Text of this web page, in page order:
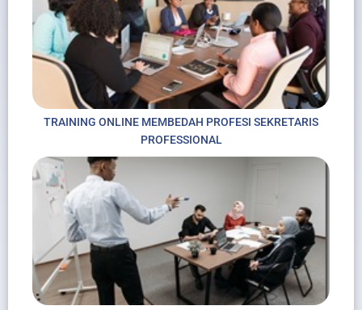
TRAINING ONLINE MEMBEDAH PROFESI SEKRETARIS
PROFESSIONAL